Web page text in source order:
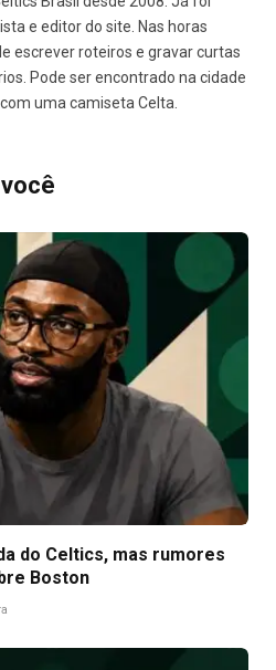
e editor do site. Nas horas
escrever roteiros e gravar curtas
Pode ser encontrado na cidade
uma camiseta Celta.
do Celtics, mas rumores
Boston